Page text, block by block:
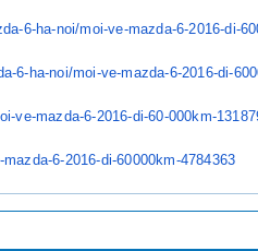
6-ha-noi/moi-ve-mazda-6-2016-di-
6-ha-noi/moi-ve-mazda-6-2016-di-
ve-mazda-6-2016-di-60-000km-
mazda-6-2016-di-60000km-4784363